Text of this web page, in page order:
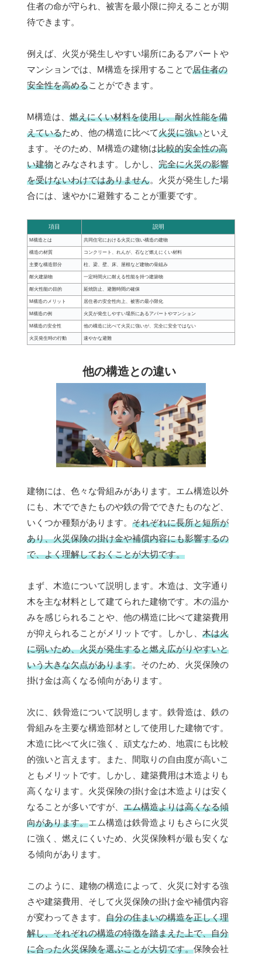
住者の命が守られ、被害を最小限に抑えることが期
待できます。
例えば、火災が発生しやすい場所にあるアパートや
マンションでは、M構造を採用することで居住者の
安全性を高めることができます。
M構造は、 燃えにくい材料を使用し、耐火性能を備
えているため、他の構造に比べて火災に強いといえ
ます。そのため、M構造の建物は比較的安全性の高
い建物とみなされます。しかし、 完全に火災の影響
を受けないわけではありません。火災が発生した場
合には、速やかに避難することが重要です。
項目 説明
M構造とは 共同住宅における火災に強い構造の建物
構造の材質 コンクリート、れんが、石など燃えにくい材料
主要な構造部分 柱、梁、壁、床、屋根など建物の骨組み
耐火建築物 一定時間火に耐える性能を持つ建築物
耐火性能の目的 延焼防止、避難時間の確保
M構造のメリット 居住者の安全性向上、被害の最小限化
M構造の例 火災が発生しやすい場所にあるアパートやマンション
M構造の安全性 他の構造に比べて火災に強いが、完全に安全ではない
火災発生時の行動 速やかな避難
他の構造との違い
建物には、色々な骨組みがあります。エム構造以外
にも、木でできたものや鉄の骨でできたものなど、
いくつか種類があります。 それぞれに長所と短所が
あり、火災保険の掛け金や補償内容にも影響するの
で、よく理解しておくことが大切です。
まず、木造について説明します。木造は、文字通り
木を主な材料として建てられた建物です。木の温か
みを感じられることや、他の構造に比べて建築費用
が抑えられることがメリットです。しかし、 木は火
に弱いため、火災が発生すると燃え広がりやすいと
いう大きな欠点があります。そのため、火災保険の
掛け金は高くなる傾向があります。
次に、鉄骨造について説明します。鉄骨造は、鉄の
骨組みを主要な構造部材として使用した建物です。
木造に比べて火に強く、頑丈なため、地震にも比較
的強いと言えます。また、間取りの自由度が高いこ
ともメリットです。しかし、建築費用は木造よりも
高くなります。火災保険の掛け金は木造よりは安く
なることが多いですが、 エム構造よりは高くなる傾
向があります。エム構造は鉄骨造よりもさらに火災
に強く、燃えにくいため、火災保険料が最も安くな
る傾向があります。
このように、建物の構造によって、火災に対する強
さや建築費用、そして火災保険の掛け金や補償内容
が変わってきます。 自分の住まいの構造を正しく理
解し、それぞれの構造の特徴を踏まえた上で、自分
に合った火災保険を選ぶことが大切です。保険会社